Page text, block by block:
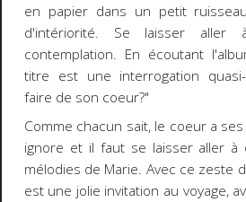
en papier dans un petit
d'intériorité. Se laisser
contemplation. En écoutant
titre est une interrogation quasi-
faire de son coeur?"
Comme chacun sait, le coeur a
ignore et il faut se laisser aller à
mélodies de Marie. Avec ce zeste
est une jolie invitation au voyage,